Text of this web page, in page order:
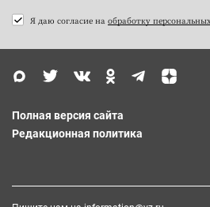
Я даю согласие на обработку
Полная версия сайта
Редакционная политика